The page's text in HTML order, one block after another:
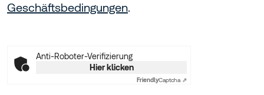
Geschäftsbedingungen.
Anti-Roboter-Verifizierung
Hier klicken
FriendlyCaptcha ⇗